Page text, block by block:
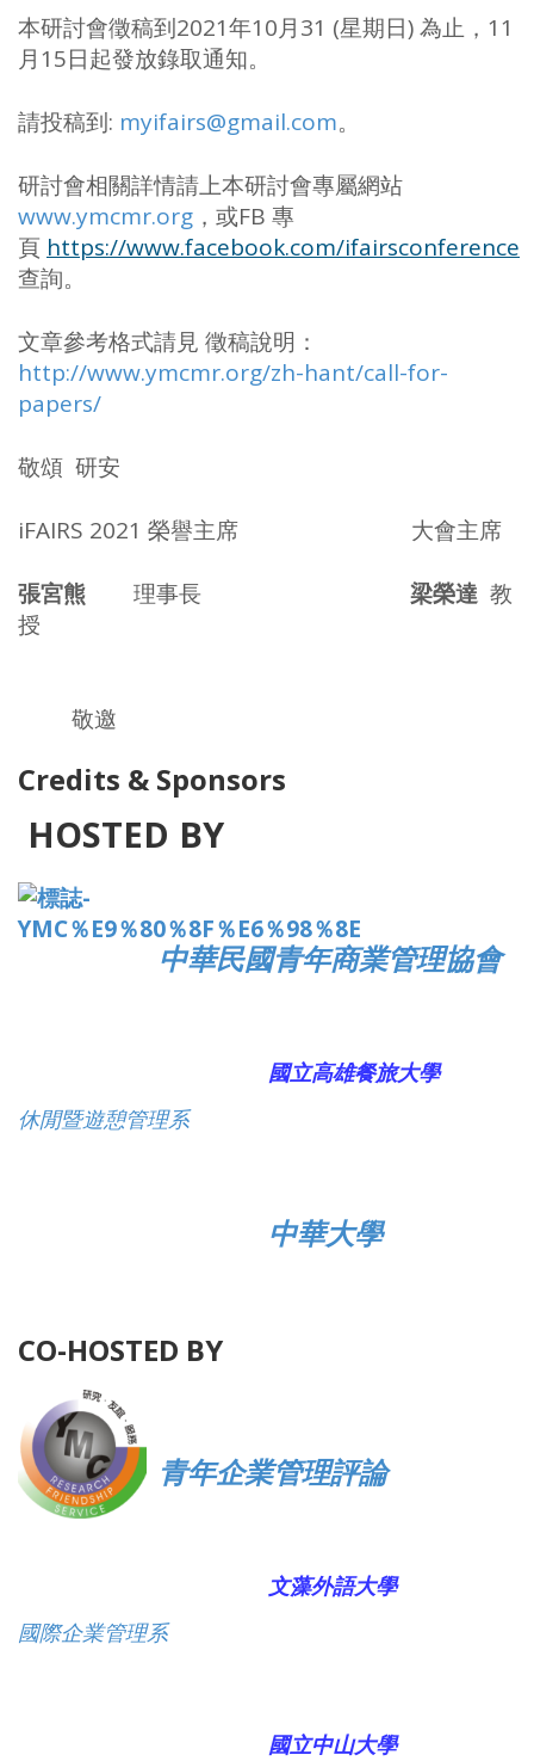
本研討會徵稿到2021年10月31 (星期日) 為止，11
月15日起發放錄取通知。
請投稿到: myifairs@gmail.com。
研討會相關詳情請上本研討會專屬網站
www.ymcmr.org ，或FB 專
頁 https://www.facebook.com/ifairsconference
查詢。
文章參考格式請見 徵稿說明：
http://www.ymcmr.org/zh-hant/call-for-
papers/
敬頌 研安
iFAIRS 2021 榮譽主席 大會主席
張宮熊 理事長 梁榮達 教
授
敬邀
Credits & Sponsors
HOSTED BY
中華民國青年商業管理協會
國立高雄餐旅大學
休閒暨遊憩管理系
中華大學
CO-HOSTED BY
青年企業管理評論
文藻外語大學
國際企業管理系
國立中山大學